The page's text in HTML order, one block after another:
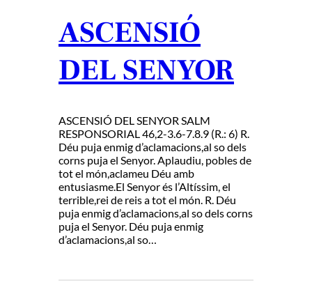
ASCENSIÓ
DEL SENYOR
ASCENSIÓ DEL SENYOR SALM
RESPONSORIAL 46,2-3.6-7.8.9 (R.: 6) R.
Déu puja enmig d’aclamacions,al so dels
corns puja el Senyor. Aplaudiu, pobles de
tot el món,aclameu Déu amb
entusiasme.El Senyor és l’Altíssim, el
terrible,rei de reis a tot el món. R. Déu
puja enmig d’aclamacions,al so dels corns
puja el Senyor. Déu puja enmig
d’aclamacions,al so…